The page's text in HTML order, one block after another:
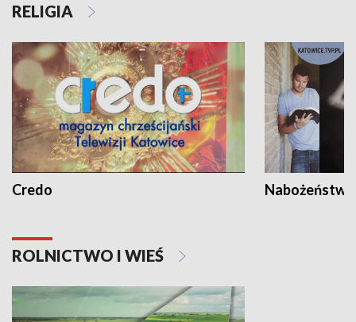
RELIGIA
Credo
ROLNICTWO I WIEŚ